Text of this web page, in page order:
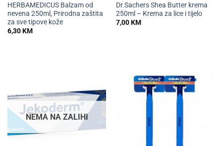
HERBAMEDICUS Balzam od
nevena 250ml, Prirodna zaštita
za sve tipove kože
6,30KM
Dr.Sachers Shea Butter krema
250ml – Krema za lice i tijelo
7,00KM
NEMA NA ZALIHI